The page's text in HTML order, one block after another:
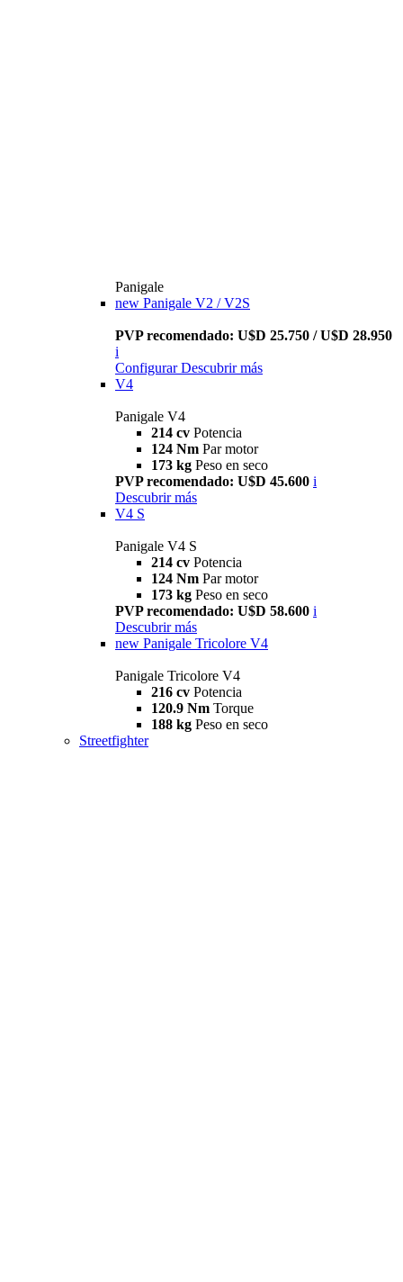
Panigale
new Panigale V2 / V2S
PVP recomendado: U$D 25.750 / U$D 28.950
i
Configurar Descubrir más
V4
Panigale V4
214 cv Potencia
124 Nm Par motor
173 kg Peso en seco
PVP recomendado: U$D 45.600 i
Descubrir más
V4 S
Panigale V4 S
214 cv Potencia
124 Nm Par motor
173 kg Peso en seco
PVP recomendado: U$D 58.600 i
Descubrir más
new Panigale Tricolore V4
Panigale Tricolore V4
216 cv Potencia
120.9 Nm Torque
188 kg Peso en seco
Streetfighter